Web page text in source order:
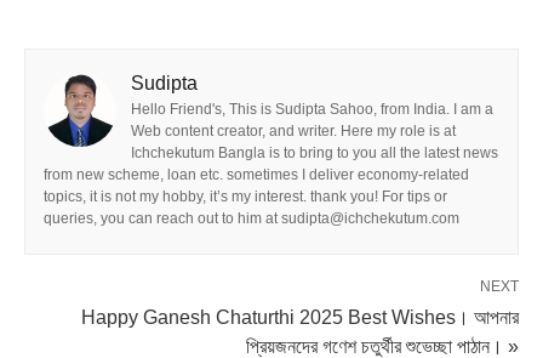
Sudipta
Hello Friend's, This is Sudipta Sahoo, from India. I am a
Web content creator, and writer. Here my role is at
Ichchekutum Bangla is to bring to you all the latest news
from new scheme, loan etc. sometimes I deliver economy-related
topics, it is not my hobby, it’s my interest. thank you! For tips or
queries, you can reach out to him at sudipta@ichchekutum.com
NEXT
Happy Ganesh Chaturthi 2025 Best Wishes। আপনার
প্রিয়জনদের গণেশ চতুর্থীর শুভেচ্ছা পাঠান। »